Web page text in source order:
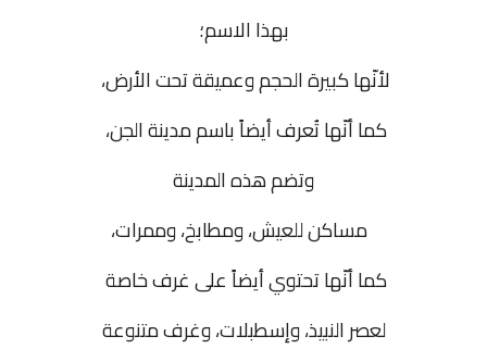
بهذا الاسم؛
لأنّها كبيرة الحجم وعميقة تحت الأرض،
كما أنّها تُعرف أيضاً باسم مدينة الجن،
وتضم هذه المدينة
مساكن للعيش، ومطابخ، وممرات،
كما أنّها تحتوي أيضاً على غرف خاصة
لعصر النبيذ، وإسطبلات، وغرف متنوعة